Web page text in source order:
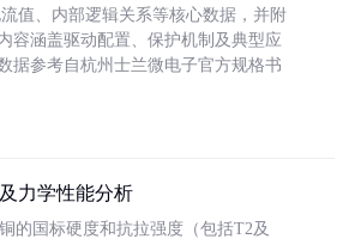
值、内部逻辑关系等核心数据，并附
容涵盖驱动配置、保护机制及典型应
据参考自杭州士兰微电子官方规格书
力学性能分析
的国标硬度和抗拉强度（包括T2及